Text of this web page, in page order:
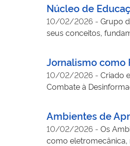
internacionais como a
Núcleo de
10/02/2026 - Grupo
seus conceitos,
pertencente ao
Jornalismo como
10/02/2026 - Criado
Combate à
realização do evento
Ambientes de
10/02/2026 - Os
como